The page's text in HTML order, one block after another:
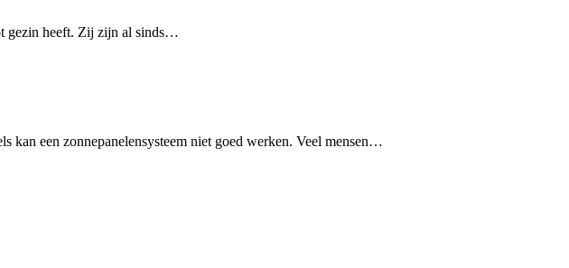
gezin heeft. Zij zijn al sinds…
kan een zonnepanelensysteem niet goed werken. Veel mensen…